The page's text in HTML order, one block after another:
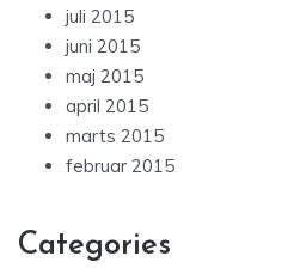
juli 2015
juni 2015
maj 2015
april 2015
marts 2015
februar 2015
Categories